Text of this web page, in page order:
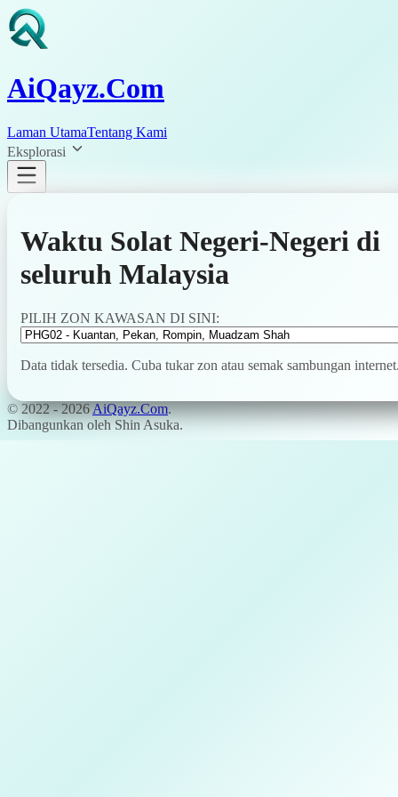
AiQayz.Com
Laman UtamaTentang Kami
Eksplorasi
Waktu Solat Negeri-Negeri di
seluruh Malaysia
PILIH ZON KAWASAN DI SINI:
Data tidak tersedia. Cuba tukar zon atau semak sambungan
© 2022 -2026AiQayz.Com.
Dibangunkan oleh Shin Asuka.